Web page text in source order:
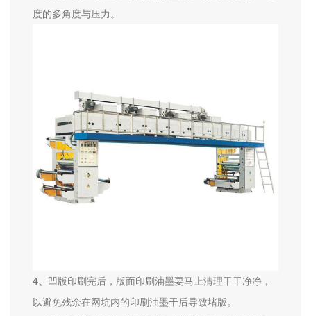
度的多角度与压力。
4、 凹版印刷完后，版面印刷油墨要马上清理干干净净，
以避免残余在网坑内的印刷油墨干后导致堵版。